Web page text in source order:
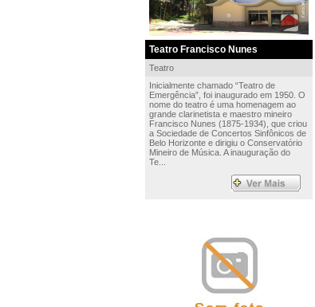
Teatro Francisco Nunes
Teatro
Inicialmente chamado “Teatro de
Emergência”, foi inaugurado em 1950. O
nome do teatro é uma homenagem ao
grande clarinetista e maestro mineiro
Francisco Nunes (1875-1934), que criou
a Sociedade de Concertos Sinfônicos de
Belo Horizonte e dirigiu o Conservatório
Mineiro de Música. A inauguração do
Te...